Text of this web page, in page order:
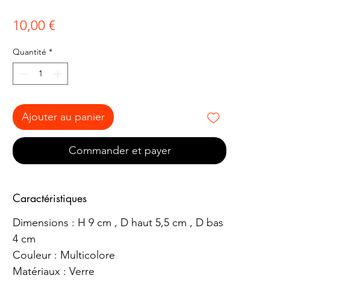
10,00 €
Quantité *
Ajouter au panier
Commander et payer
Caractéristiques
Dimensions : H 9 cm , D haut 5,5 cm , D bas
4 cm
Couleur : Multicolore
Matériaux : Verre